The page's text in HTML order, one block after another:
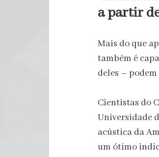
a partir
Mais do que
também é
deles –
Cientistas do
Universidade
acústica da
um ótimo